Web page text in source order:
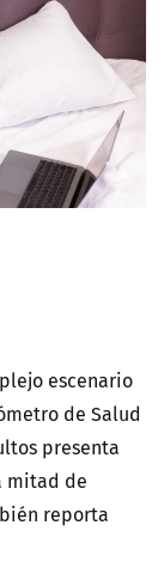
escenario
de Salud
presenta
mitad de
reporta